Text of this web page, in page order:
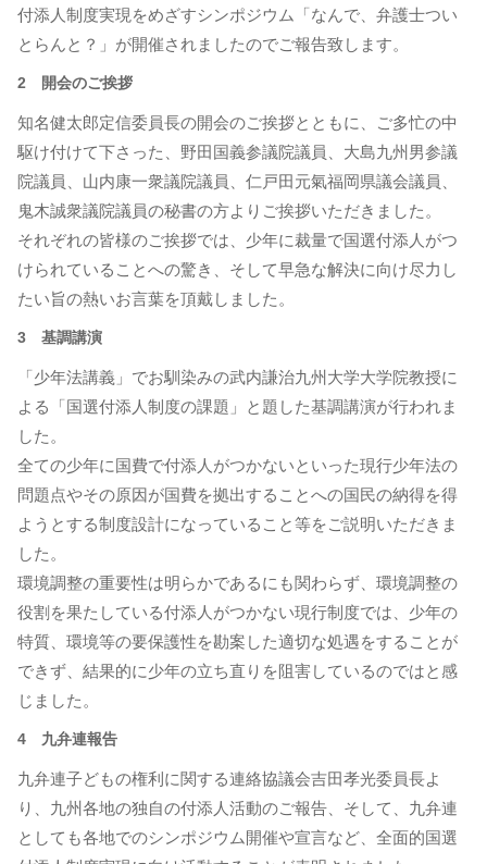
付添人制度実現をめざすシンポジウム「なんで、弁護士つい
とらんと？」が開催されましたのでご報告致します。
2 開会のご挨拶
知名健太郎定信委員長の開会のご挨拶とともに、ご多忙の中
駆け付けて下さった、野田国義参議院議員、大島九州男参議
院議員、山内康一衆議院議員、仁戸田元氣福岡県議会議員、
鬼木誠衆議院議員の秘書の方よりご挨拶いただきました。
それぞれの皆様のご挨拶では、少年に裁量で国選付添人がつ
けられていることへの驚き、そして早急な解決に向け尽力し
たい旨の熱いお言葉を頂戴しました。
3 基調講演
「少年法講義」でお馴染みの武内謙治九州大学大学院教授に
よる「国選付添人制度の課題」と題した基調講演が行われま
した。
全ての少年に国費で付添人がつかないといった現行少年法の
問題点やその原因が国費を拠出することへの国民の納得を得
ようとする制度設計になっていること等をご説明いただきま
した。
環境調整の重要性は明らかであるにも関わらず、環境調整の
役割を果たしている付添人がつかない現行制度では、少年の
特質、環境等の要保護性を勘案した適切な処遇をすることが
できず、結果的に少年の立ち直りを阻害しているのではと感
じました。
4 九弁連報告
九弁連子どもの権利に関する連絡協議会吉田孝光委員長よ
り、九州各地の独自の付添人活動のご報告、そして、九弁連
としても各地でのシンポジウム開催や宣言など、全面的国選